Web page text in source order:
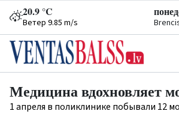
20.9 °C
Ветер 9.85 m/s
Медицина вдохновляет
1 апреля в поликлинике побывали 12